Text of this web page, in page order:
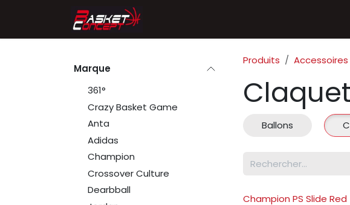
Marque
361°
Crazy Basket Game
Anta
Adidas
Champion
Crossover Culture
Dearbball
Produits Accessoires
Ballons
Champion PS Slide Red